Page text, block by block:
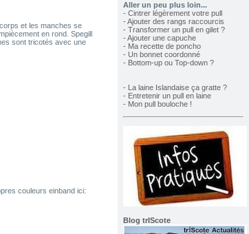
et les manches se
en rond. Spegill
sont tricotés avec une
couleurs einband ici:
Aller un peu plus loin...
- Cintrer légèrement votre pull
- Ajouter des rangs raccourcis
- Transformer un pull en gilet ?
- Ajouter une capuche
- Ma recette de poncho
- Un bonnet coordonné
- Bottom-up ou Top-down ?
- La laine Islandaise ça gratte ?
- Entretenir un pull en laine
- Mon pull bouloche !
Blog trIScote